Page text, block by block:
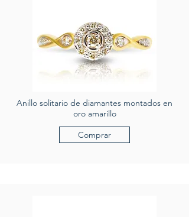
Anillo solitario de diamantes montados en
oro amarillo
Comprar